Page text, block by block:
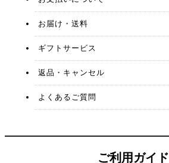
お届け・送料
ギフトサービス
返品・キャンセル
よくあるご質問
ご利用ガイド